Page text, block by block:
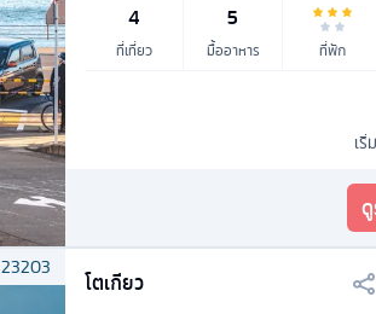
4
ที่เที่ยว
5
มื้ออาหาร ที่พัก
เ
23203
โตเกียว